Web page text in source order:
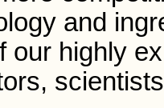
and
our highly